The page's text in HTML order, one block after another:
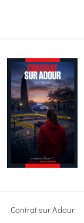
Contrat sur Adour